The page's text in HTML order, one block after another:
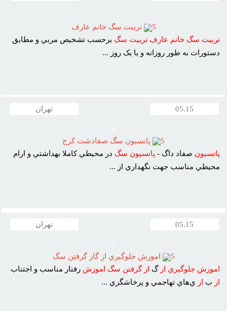
5
تربيت سگ خانم عارف
تربيت سگ خانم عارف تربيت سگ برحسب تشخيص مربي و مطابق
دستورات به طور روزانه و يا يک روز ...
05.15 تهران
5
پانسيون سگ صفادشت کرج
پانسيون صفاد داگ - پانسيون سگ در محيطي کاملا بهداشتي و ارام
محيطي مناسب جهت نگهداري از ...
05.15 تهران
5
اموزش جلوگيري از گاز گرفتن سگ
اموزش جلوگيري از گ از گرفتن سگ اموزش رفتار مناسب و اجتناب
از ب از ي‌هاي تهاجمي و پرخاشگري ...